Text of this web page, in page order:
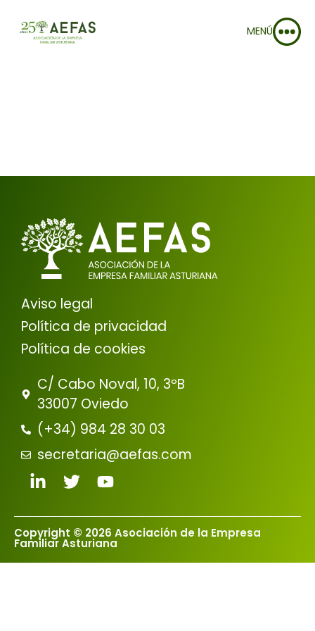
MENÚ
Aviso legal
Política de privacidad
Política de cookies
C/ Cabo Noval, 10, 3ºB
33007 Oviedo
(+34) 984 28 30 03
secretaria@aefas.com
Copyright © 2026 Asociación de la Empresa
Familiar Asturiana